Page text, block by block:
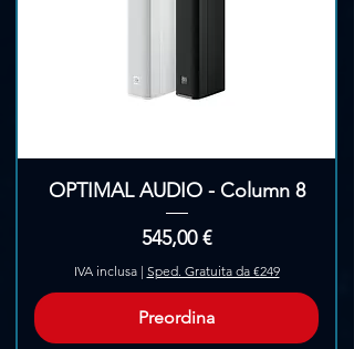
OPTIMAL AUDIO - Column 8
Prezzo
545,00 €
IVA inclusa| Sped. Gratuita da €249
Preordina